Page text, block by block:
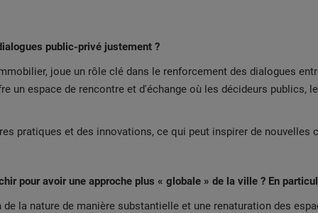
public-privé justement ?
joue un rôle clé dans le renforcement des dialogues
un espace de rencontre et d'échange où les décideurs
pratiques et des innovations, ce qui peut inspirer de
pour avoir une approche plus « globale » de la ville ? En
la nature de manière substantielle et une renaturation des